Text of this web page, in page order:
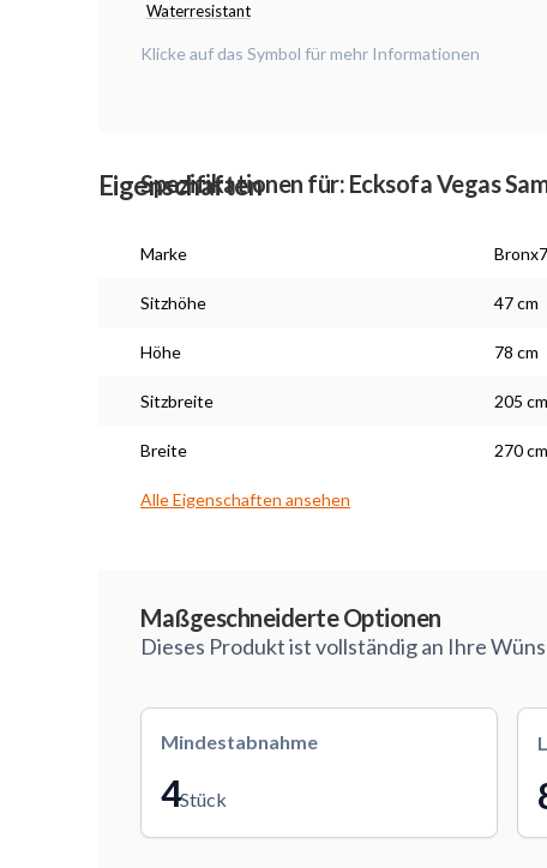
Waterresistant
Klicke auf das Symbol für mehr Informationen
Eigenschaften
Spezifikationen für: Ecksofa Vegas
Marke
Sitzhöhe 47 cm
Höhe 78 cm
Sitzbreite 205 cm
Breite 270 cm
Alle Eigenschaften ansehen
Maßgeschneiderte Optionen
Dieses Produkt ist vollständig an Ihre
Mindestabnahme
4Stück